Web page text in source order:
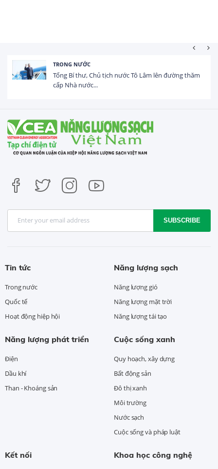
Chủ tịch nước Tô Lâm lên đường thăm
Tổng vốn
SUBSCRIBE
Tin tức
Trong nước
Quốc tế
Hoạt động hiệp hội
Năng lượng sạch
Năng lượng gió
Năng lượng mặt trời
Năng lượng tái tạo
Năng lượng phát triển
Điện
Dầu khí
Than - Khoáng sản
Cuộc sống xanh
Quy hoạch, xây dựng
Bất động sản
Đô thị xanh
Môi trường
Nước sạch
Cuộc sống và pháp luật
Kết nối Khoa học công nghệ